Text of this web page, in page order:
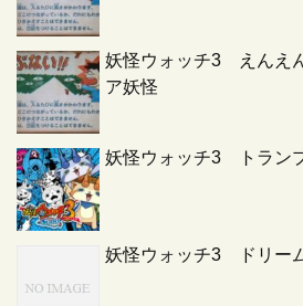
妖怪ウォッチ3 えんえ
ア妖怪
妖怪ウォッチ3 トラン
妖怪ウォッチ3 ドリー